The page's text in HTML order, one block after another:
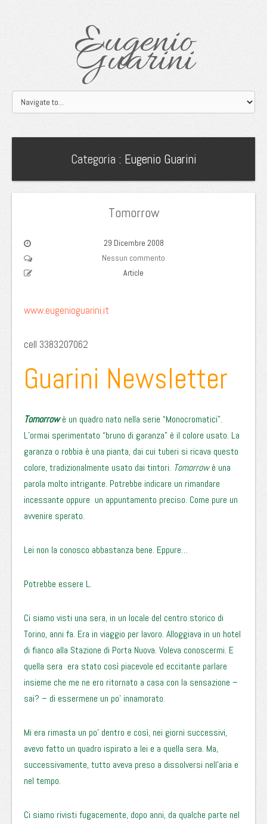
Eugenio
Guarini
Categoria : Eugenio Guarini
Tomorrow
29 Dicembre 2008
Nessun commento
Article
www.eugenioguarini.it
cell 3383207062
Guarini Newsletter
Tomorrowè un quadro nato nella serie “Monocromatici”.
L’ormai sperimentato “bruno di garanza” è il colore usato. La
garanza o robbia è una pianta, dai cui tuberi si ricava questo
colore, tradizionalmente usato dai tintori. Tomorrowè una
parola molto intrigante. Potrebbe indicare un rimandare
incessante oppure un appuntamento preciso. Come pure un
avvenire sperato.
Lei non la conosco abbastanza bene. Eppure…
Potrebbe essere L.
Ci siamo visti una sera, in un locale del centro storico di
Torino, anni fa. Era in viaggio per lavoro. Alloggiava in un hotel
di fianco alla Stazione di Porta Nuova. Voleva conoscermi. E
quella sera era stato così piacevole ed eccitante parlare
insieme che me ne ero ritornato a casa con la sensazione –
sai? – di essermene un po’ innamorato.
Mi era rimasta un po’ dentro e così, nei giorni successivi,
avevo fatto un quadro ispirato a lei e a quella sera. Ma,
successivamente, tutto aveva preso a dissolversi nell’aria e
nel tempo.
Ci siamo rivisti fugacemente, dopo anni, da qualche parte nel